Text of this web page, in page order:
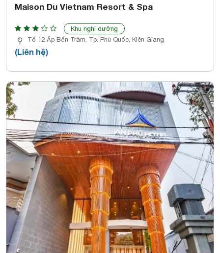
Maison Du Vietnam Resort & Spa
Khu nghỉ dưỡng
Tổ 12 Ấp Bến Tràm, Tp. Phú Quốc, Kiên Giang
(Liên hệ)